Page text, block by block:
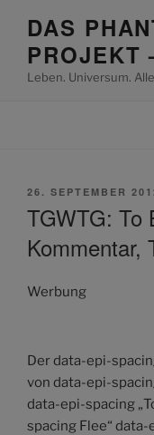
Inhalt
springen
DAS
PROJEKT
Leben. Universum.
VERÖFFENTLICHT
26. SEPTEMBER
TGWTG: To
Kommentar,
Werbung
Der data-epi-
von data-epi-
data-epi-spacing
spacing Flee“